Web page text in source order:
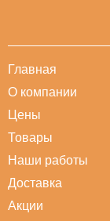
Главная
О компании
Цены
Товары
Наши работы
Доставка
Акции